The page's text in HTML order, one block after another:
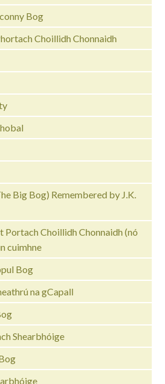
Bog
Choillidh Chonnaidh
Big Bog) Remembered by J.K.
Portach Choillidh Chonnaidh (nó
cuimhne
Bog
na gCapall
Shearbhóige